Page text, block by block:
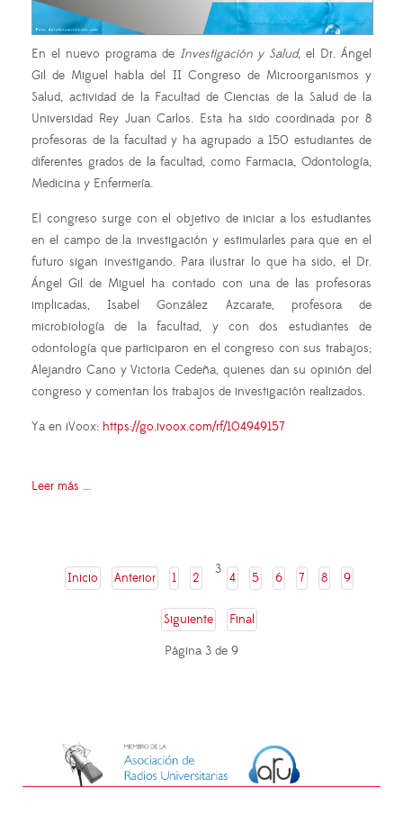
En el nuevo programa de Investigación y Salud, el Dr. Ángel
Gil de Miguel habla del II Congreso de Microorganismos y
Salud, actividad de la Facultad de Ciencias de la Salud de la
Universidad Rey Juan Carlos. Esta ha sido coordinada por 8
profesoras de la facultad y ha agrupado a 150 estudiantes de
diferentes grados de la facultad, como Farmacia, Odontología,
Medicina y Enfermería.
El congreso surge con el objetivo de iniciar a los estudiantes
en el campo de la investigación y estimularles para que en el
futuro sigan investigando. Para ilustrar lo que ha sido, el Dr.
Ángel Gil de Miguel ha contado con una de las profesoras
implicadas, Isabel González Azcarate, profesora de
microbiología de la facultad, y con dos estudiantes de
odontología que participaron en el congreso con sus trabajos;
Alejandro Cano y Victoria Cedeña, quienes dan su opinión del
congreso y comentan los trabajos de investigación realizados.
Ya en iVoox: https://go.ivoox.com/rf/104949157
Leer más ...
Inicio Anterior 1 2
3
4 5 6 7 8 9
Siguiente
Final
Página 3 de 9